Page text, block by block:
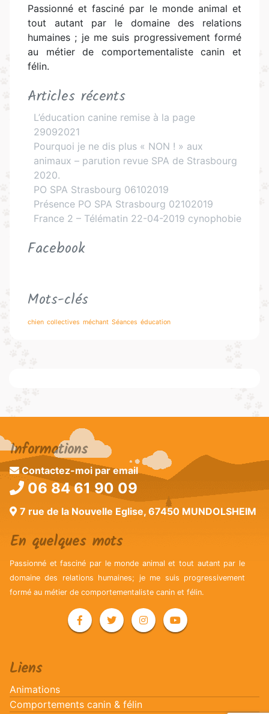
Passionné et fasciné par le monde animal et
tout autant par le domaine des relations
humaines ; je me suis progressivement formé
au métier de comportementaliste canin et
félin.
Articles récents
L’éducation canine remise à la page
29092021
Pourquoi je ne dis plus « NON ! » aux
animaux – parution revue SPA de Strasbourg
2020.
PO SPA Strasbourg 06102019
Présence PO SPA Strasbourg 02102019
France 2 – Télématin 22-04-2019 cynophobie
Facebook
Mots-clés
chien collectives méchant Séances éducation
Informations
Contactez-moi par email
06 84 61 90 09
7 rue de la Nouvelle Eglise, 67450 MUNDOLSHEIM
En quelques mots
Passionné et fasciné par le monde animal et tout autant par le
domaine des relations humaines; je me suis progressivement
formé au métier de comportementaliste canin et félin.
Liens
Animations
Comportements canin & félin